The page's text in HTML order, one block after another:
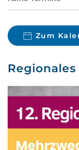
Zum